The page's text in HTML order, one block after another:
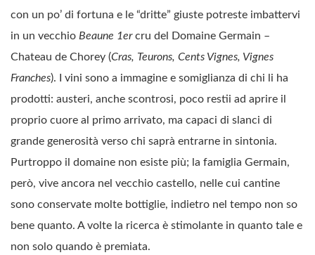
con un po’ di fortuna e le “dritte” giuste potreste imbattervi
in un vecchio Beaune 1ercru del Domaine Germain –
Chateau de Chorey (Cras, Teurons, Cents Vignes, Vignes
Franches). I vini sono a immagine e somiglianza di chi li ha
prodotti: austeri, anche scontrosi, poco restii ad aprire il
proprio cuore al primo arrivato, ma capaci di slanci di
grande generosità verso chi saprà entrarne in sintonia.
Purtroppo il domaine non esiste più; la famiglia Germain,
però, vive ancora nel vecchio castello, nelle cui cantine
sono conservate molte bottiglie, indietro nel tempo non so
bene quanto. A volte la ricerca è stimolante in quanto tale e
non solo quando è premiata.